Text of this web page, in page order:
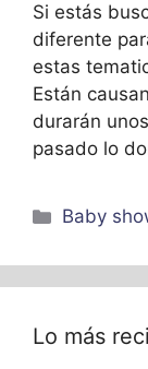
Si estás
diferente
estas
Están
durarán
pasado lo
Baby
Lo más